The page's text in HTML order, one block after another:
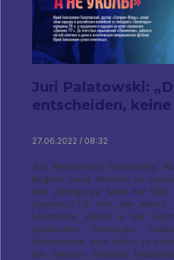
Juri Palatowski:
entscheiden, keine
27.06.2022 / 08:32
Juri Alekseevich Palatovsky,
begann seine Karriere im
Star „Belogorye“ Mitte der
Dynamo-TTG fort, die
Lokomotiv, Arbeit in der
exotischen American
Alekseevich, sich selbst zu
am meisten betitelte